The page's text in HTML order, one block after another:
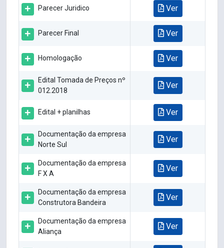
Parecer Juridico Ver
Parecer Final Ver
Homologação Ver
Edital Tomada de Preços nº
012.2018
Ver
Edital + planilhas Ver
Documentação da empresa
Norte Sul
Ver
Documentação da empresa
F X A
Ver
Documentação da empresa
Construtora Bandeira
Ver
Documentação da empresa
Aliança
Ver